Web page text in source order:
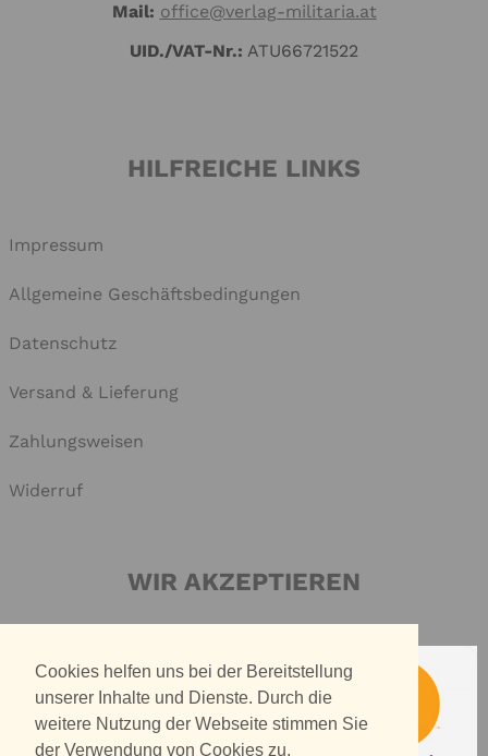
Cookies helfen uns bei der Bereitstellung
unserer Inhalte und Dienste. Durch die
weitere Nutzung der Webseite stimmen Sie
der Verwendung von Cookies zu.
Mail: office@verlag-militaria.at
UID./VAT-Nr.: ATU66721522
HILFREICHE LINKS
Impressum
Allgemeine Geschäftsbedingungen
Datenschutz
Versand & Lieferung
Zahlungsweisen
Widerruf
WIR AKZEPTIEREN